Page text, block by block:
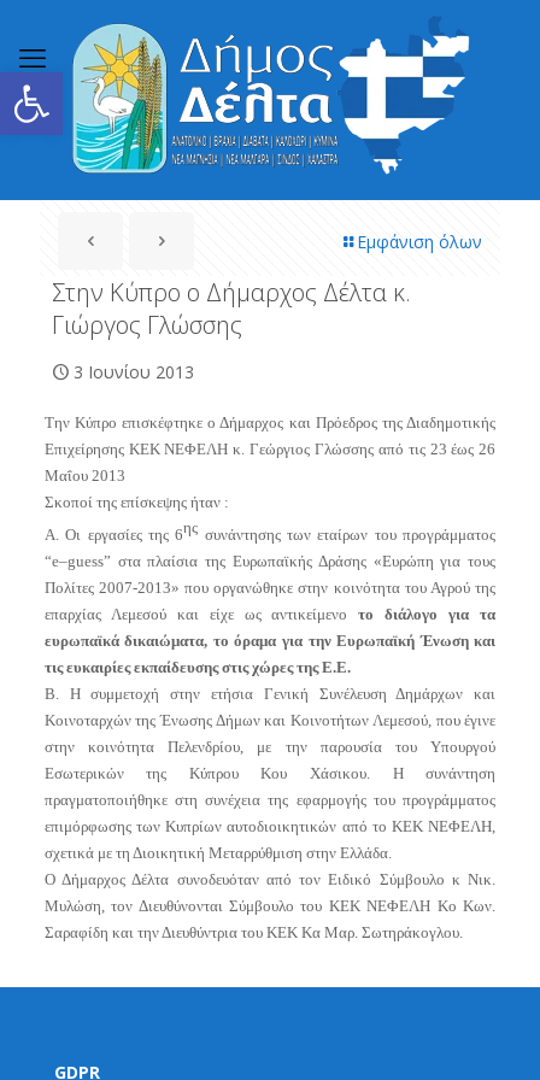
Ανοίξτε τη γραμμή εργαλείων
Εμφάνιση όλων
Στην Κύπρο ο Δήμαρχος Δέλτα κ.
Γιώργος Γλώσσης
3 Ιουνίου 2013
Την Κύπρο επισκέφτηκε ο Δήμαρχος και Πρόεδρος της Διαδημοτικής
Επιχείρησης ΚΕΚ ΝΕΦΕΛΗ κ. Γεώργιος Γλώσσης από τις 23 έως 26
Μαΐου 2013
Σκοποί της επίσκεψης ήταν :
Α.Oι εργασίες της 6ης συνάντησης των εταίρων του προγράμματος
“e–guess” στα πλαίσια της Ευρωπαϊκής Δράσης «Ευρώπη για τους
Πολίτες 2007-2013» που οργανώθηκε στην κοινότητα του Αγρού της
επαρχίας Λεμεσού και είχε ως αντικείμενοτο διάλογο για τα
ευρωπαϊκά δικαιώματα, το όραμα για την Ευρωπαϊκή Ένωση και
τις ευκαιρίες εκπαίδευσης στις χώρες της Ε.Ε.
Β. Η συμμετοχή στην ετήσια Γενική Συνέλευση Δημάρχων και
Κοινοταρχών της Ένωσης Δήμων και Κοινοτήτων Λεμεσού, που έγινε
στην κοινότητα Πελενδρίου, με την παρουσία του Υπουργού
Εσωτερικών της Κύπρου Κου Χάσικου. Η συνάντηση
πραγματοποιήθηκε στη συνέχεια της εφαρμογής του προγράμματος
επιμόρφωσης των Κυπρίων αυτοδιοικητικών από το ΚΕΚ ΝΕΦΕΛΗ,
σχετικά με τη Διοικητική Μεταρρύθμιση στην Ελλάδα.
Ο Δήμαρχος Δέλτα συνοδευόταν από τον Ειδικό Σύμβουλο κ Νικ.
Μυλώση, τον Διευθύνονται Σύμβουλο του ΚΕΚ ΝΕΦΕΛΗ Κο Κων.
Σαραφίδη και την Διευθύντρια του ΚΕΚ Κα Μαρ. Σωτηράκογλου.
GDPR